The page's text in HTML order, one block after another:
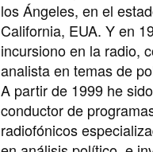
los Ángeles, en el
California, EUA. Y en
incursiono en la radio,
analista en temas de
A partir de 1999 he sido
conductor de
radiofónicos